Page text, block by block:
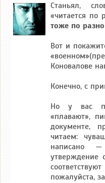
Станьял,
«читается по
тоже по
Вот и
Коновалове
Конечно, с
Но у вас
«плавают»,
документе,
читаем:
написано
утверждение
пожалуйста,